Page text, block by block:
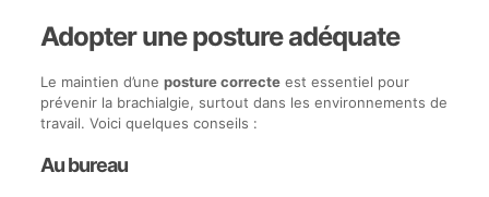
Adopter une posture adéquate
Le maintien d’une posture correcteest essentiel pour
prévenir la brachialgie, surtout dans les environnements de
travail. Voici quelques conseils :
Au bureau